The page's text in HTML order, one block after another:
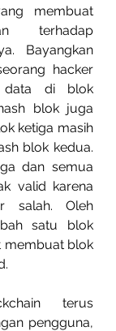
membuat
terhadap
Bayangkan
hacker
data di blok
blok juga
ketiga masih
blok kedua.
dan semua
valid karena
salah. Oleh
satu blok
membuat blok
terus
pengguna,